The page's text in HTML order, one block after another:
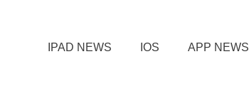
IPAD NEWS IOS APP NEWS